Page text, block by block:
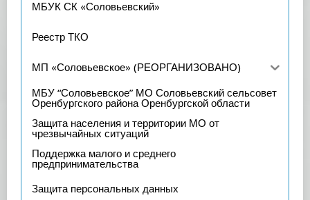
МБУК СК «Соловьевский»
Реестр ТКО
МП «Соловьевское» (РЕОРГАНИЗОВАНО)
МБУ “Соловьевское” МО Соловьевский сельсовет
Оренбургского района Оренбургской области
Защита населения и территории МО от
чрезвычайных ситуаций
Поддержка малого и среднего
предпринимательства
Защита персональных данных